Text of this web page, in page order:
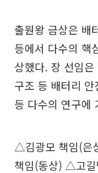
출원왕 금상은 배
등에서 다수의 핵
상했다. 장 선임은
구조 등 배터리
등 다수의 연구에
△김광모 책임(은
책임(동상) △고